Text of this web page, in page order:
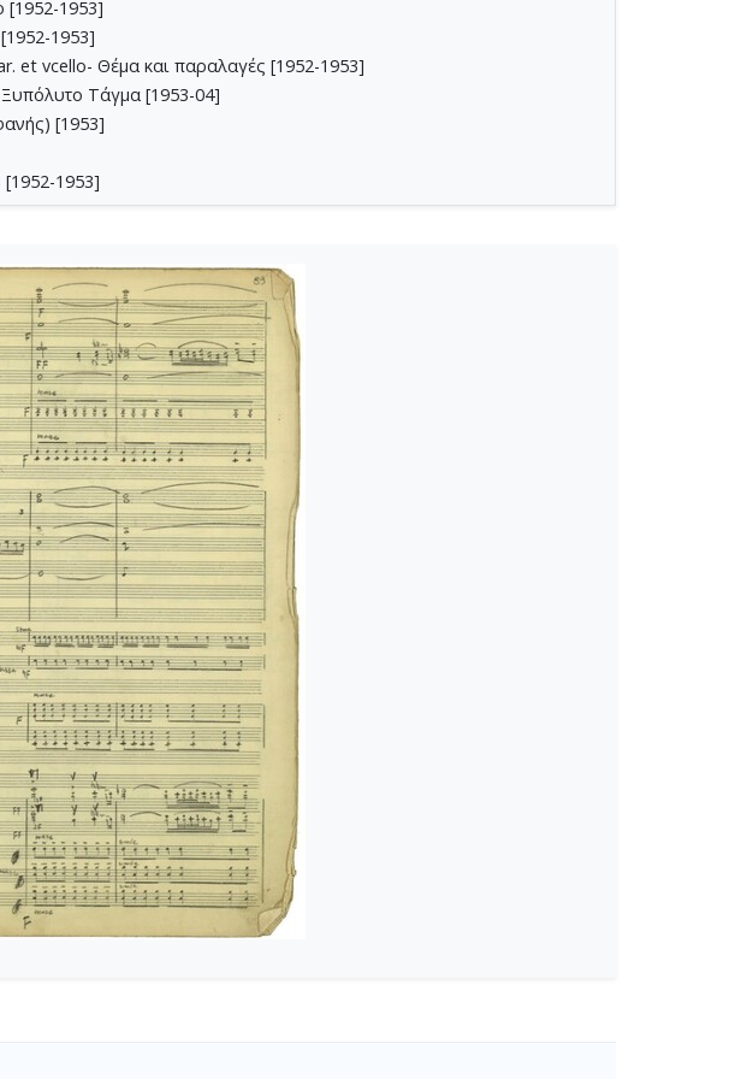
[1952-1953]
1953]
et vcello- Θέμα και παραλαγές [1952-1953]
Τάγμα [1953-04]
[1953]
1953]
για τη Μυρτώ, Φωνή και Ορχήστρα Εγχόρδων [1955-02-23]
01-1955-08-05]
[1955]
28]
[1949-1955]
Σολωμού, Σουΐτα Αρ. 3 για ορχήστρα, μικτή χορωδία και mezzo-soprano [1956-08-
1956]
[1957]
07-17-1958-01-10]
02-14]
10]
a cordes [1958-10-13]